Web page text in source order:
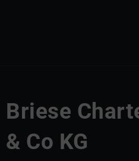
Briese
& Co KG